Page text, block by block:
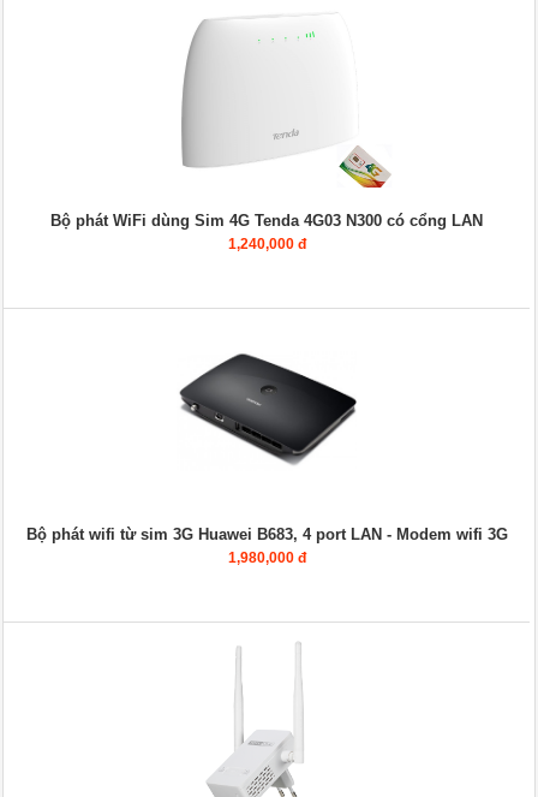
Bộ phát WiFi dùng Sim 4G Tenda 4G03 N300 có cổng LAN
1,240,000 đ
Bộ phát wifi từ sim 3G Huawei B683, 4 port LAN - Modem wifi 3G
1,980,000 đ